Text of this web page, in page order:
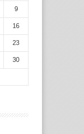
9
16
23
30